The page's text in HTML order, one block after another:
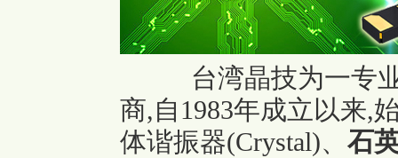
台湾晶技为一专
商,自1983年成立以来,
体谐振器(Crystal)、 石